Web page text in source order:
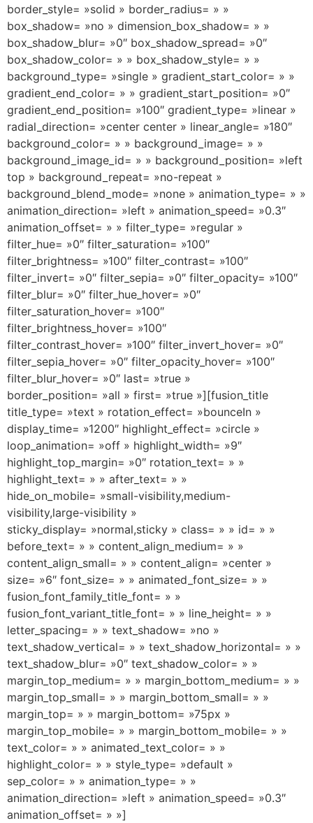
border_style= »solid » border_radius= » »
box_shadow= »no » dimension_box_shadow= » »
box_shadow_blur= »0″ box_shadow_spread= »0″
box_shadow_color= » » box_shadow_style= » »
background_type= »single » gradient_start_color= » »
gradient_end_color= » » gradient_start_position= »0″
gradient_end_position= »100″ gradient_type= »linear »
radial_direction= »center center » linear_angle= »180″
background_color= » » background_image= » »
background_image_id= » » background_position= »left
top » background_repeat= »no-repeat »
background_blend_mode= »none » animation_type= » »
animation_direction= »left » animation_speed= »0.3″
animation_offset= » » filter_type= »regular »
filter_hue= »0″ filter_saturation= »100″
filter_brightness= »100″ filter_contrast= »100″
filter_invert= »0″ filter_sepia= »0″ filter_opacity= »100″
filter_blur= »0″ filter_hue_hover= »0″
filter_saturation_hover= »100″
filter_brightness_hover= »100″
filter_contrast_hover= »100″ filter_invert_hover= »0″
filter_sepia_hover= »0″ filter_opacity_hover= »100″
filter_blur_hover= »0″ last= »true »
border_position= »all » first= »true »][fusion_title
title_type= »text » rotation_effect= »bounceIn »
display_time= »1200″ highlight_effect= »circle »
loop_animation= »off » highlight_width= »9″
highlight_top_margin= »0″ rotation_text= » »
highlight_text= » » after_text= » »
hide_on_mobile= »small-visibility,medium-
visibility,large-visibility »
sticky_display= »normal,sticky » class= » » id= » »
before_text= » » content_align_medium= » »
content_align_small= » » content_align= »center »
size= »6″ font_size= » » animated_font_size= » »
fusion_font_family_title_font= » »
fusion_font_variant_title_font= » » line_height= » »
letter_spacing= » » text_shadow= »no »
text_shadow_vertical= » » text_shadow_horizontal= » »
text_shadow_blur= »0″ text_shadow_color= » »
margin_top_medium= » » margin_bottom_medium= » »
margin_top_small= » » margin_bottom_small= » »
margin_top= » » margin_bottom= »75px »
margin_top_mobile= » » margin_bottom_mobile= » »
text_color= » » animated_text_color= » »
highlight_color= » » style_type= »default »
sep_color= » » animation_type= » »
animation_direction= »left » animation_speed= »0.3″
animation_offset= » »]